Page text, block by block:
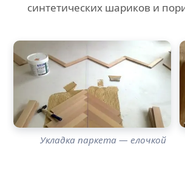
синтетических шариков и
Укладка паркета — елочкой